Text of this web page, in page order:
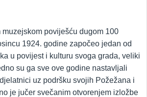
muzejskom poviješću dugom 100
1924. godine započeo jedan od
u povijest i kulturu svoga grada, veliki
su ga sve ove godine nastavljali
uz podršku svojih Požežana i
je jučer svečanim otvorenjem izložbe